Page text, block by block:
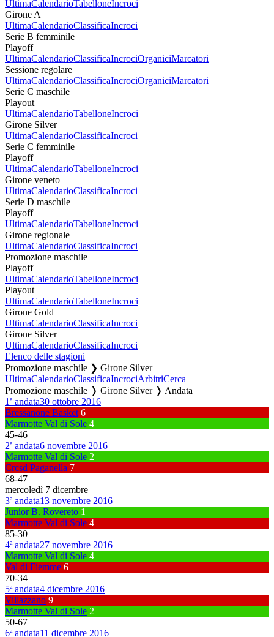
UltimaCalendarioTabelloneIncroci
Girone A
UltimaCalendarioClassificaIncroci
Serie B femminile
Playoff
UltimaCalendarioClassificaIncrociOrganiciMarcatori
Sessione regolare
UltimaCalendarioClassificaIncrociOrganiciMarcatori
Serie C maschile
Playout
UltimaCalendarioTabelloneIncroci
Girone Silver
UltimaCalendarioClassificaIncroci
Serie C femminile
Playoff
UltimaCalendarioTabelloneIncroci
Girone veneto
UltimaCalendarioClassificaIncroci
Serie D maschile
Playoff
UltimaCalendarioTabelloneIncroci
Girone regionale
UltimaCalendarioClassificaIncroci
Promozione maschile
Playoff
UltimaCalendarioTabelloneIncroci
Playout
UltimaCalendarioTabelloneIncroci
Girone Gold
UltimaCalendarioClassificaIncroci
Girone Silver
UltimaCalendarioClassificaIncroci
Elenco delle stagioni
Promozione maschile ❯ Girone Silver
UltimaCalendarioClassificaIncrociArbitriCerca
Promozione maschile ❭ Girone Silver ❭ Andata
1ª andata30 ottobre 2016
Bressanone Basket 6
Marmotte Val di Sole 4
45-46
2ª andata6 novembre 2016
Marmotte Val di Sole 2
Crcsd Paganella 7
68-47
mercoledì 7 dicembre
3ª andata13 novembre 2016
Junior B. Rovereto 1
Marmotte Val di Sole 4
85-30
4ª andata27 novembre 2016
Marmotte Val di Sole 4
Val di Fiemme 6
70-34
5ª andata4 dicembre 2016
Villazzano 9
Marmotte Val di Sole 2
50-67
6ª andata11 dicembre 2016